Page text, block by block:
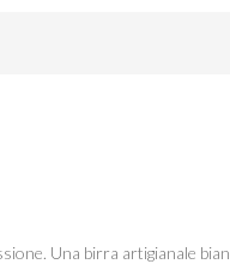
Una birra artigianale